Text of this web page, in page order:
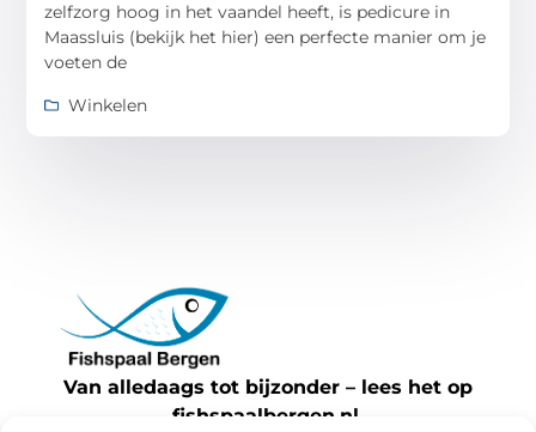
zelfzorg hoog in het vaandel heeft, is pedicure in
Maassluis (bekijk het hier) een perfecte manier om je
voeten de
Winkelen
Van alledaags tot bijzonder – lees het op
fishspaalbergen.nl.